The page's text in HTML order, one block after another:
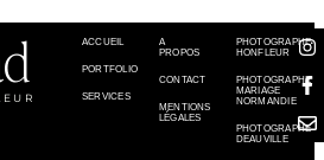
ACCUEIL
PORTFOLIO
SERVICES
A
PROPOS
CONTACT
MENTIONS
LÉGALES
PHOTOGRAPHE
HONFLEUR
PHOTOGRAPHE
MARIAGE
NORMANDIE
PHOTOGRAPHE
DEAUVILLE